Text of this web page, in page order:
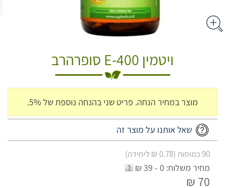
ויטמין E-400 סופרהרב
מוצר במחיר הנחה. פריט שני בהנחה נוספת של 5%.
שאל אותנו על מוצר זה
90 כמוסות (0.78 ₪ ליחידה)
מחיר משלוח: 0 - 39 ₪
70 ₪